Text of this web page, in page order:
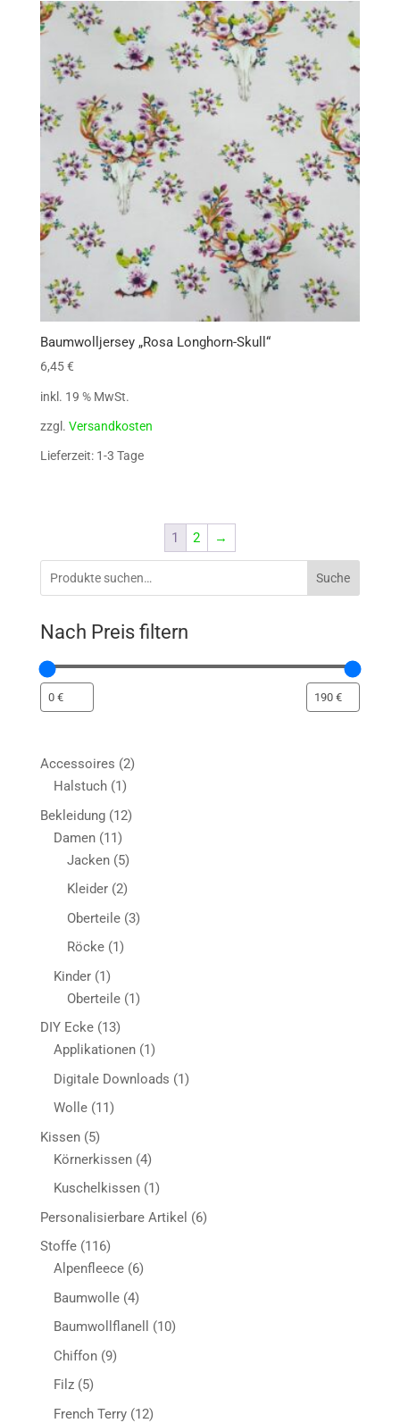
Baumwolljersey „Rosa Longhorn-Skull“
6,45€
inkl. 19 % MwSt.
zzgl. Versandkosten
Lieferzeit: 1-3 Tage
1 2 →
Suche
Nach Preis filtern
Accessoires 22
Halstuch 11
Produkt
Bekleidung 1212
Damen 1111
Produkte
Jacken 55
Produkte
Kleider 22
Produkte
Oberteile 33
Röcke 11
Kinder 11
Produkt
Oberteile 11
DIY Ecke 1313
Produkte
Applikationen 11
Produkt
Digitale Downloads 11
Wolle 1111
Kissen 55
Produkte
Körnerkissen 44
Produkte
Kuschelkissen 11
Produkt
Personalisierbare Artikel 66
Stoffe 116116
Produkte
Alpenfleece 66
Baumwolle 44
Produkte
Baumwollflanell 1010
Chiffon 99
Filz 55
Produkte
French Terry 1212